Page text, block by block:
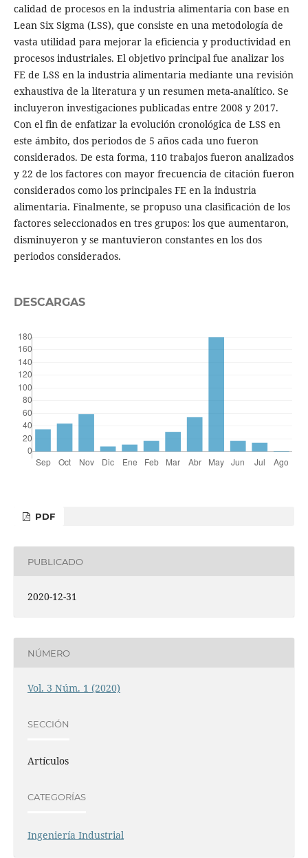
calidad de procesos en la industria alimentaria con base en
Lean Six Sigma (LSS), que consiste en una metodología de
vasta utilidad para mejorar la eficiencia y productividad en
procesos industriales. El objetivo principal fue analizar los
FE de LSS en la industria alimentaria mediante una revisión
exhaustiva de la literatura y un resumen meta-analítico. Se
incluyeron investigaciones publicadas entre 2008 y 2017.
Con el fin de enfatizar la evolución cronológica de LSS en
este ámbito, dos periodos de 5 años cada uno fueron
considerados. De esta forma, 110 trabajos fueron analizados
y 22 de los factores con mayor frecuencia de citación fueron
considerados como los principales FE en la industria
alimentaria. Finalmente, se propuso una clasificación de los
factores seleccionados en tres grupos: los que aumentaron,
disminuyeron y se mantuvieron constantes en los dos
periodos considerados.
DESCARGAS
PDF
PUBLICADO
2020-12-31
NÚMERO
Vol. 3 Núm. 1 (2020)
SECCIÓN
Artículos
CATEGORÍAS
Ingeniería Industrial